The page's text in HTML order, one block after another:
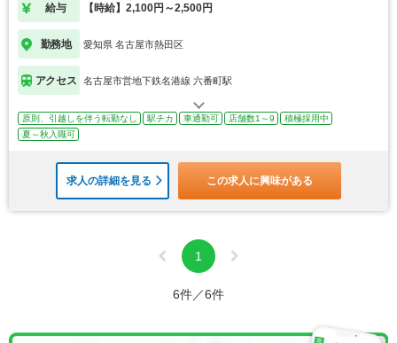
給与 【時給】2,100円～2,500円
勤務地 愛知県 名古屋市熱田区
アクセス 名古屋市営地下鉄名港線 六番町駅
原則、引越しを伴う転勤なし 駅チカ 車通勤可 店舗数1～9
積極採用中
夏～秋入職可
求人の詳細を見る この求人に興味がある
1
6件／6件